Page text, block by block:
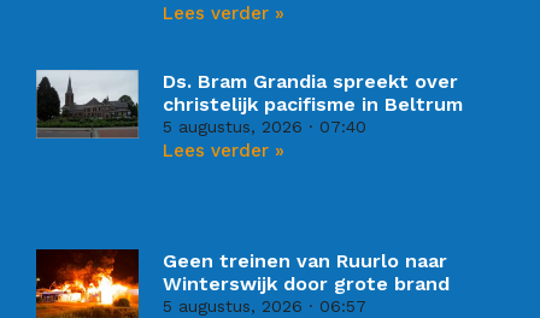
Lees verder »
Ds. Bram Grandia spreekt over
christelijk pacifisme in Beltrum
5 augustus, 2026 07:40
Lees verder »
Geen treinen van Ruurlo naar
Winterswijk door grote brand
5 augustus, 2026 06:57